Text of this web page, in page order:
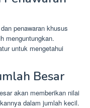
penawaran khusus
menguntungkan.
untuk mengetahui
Besar
akan memberikan nilai
dalam jumlah kecil.